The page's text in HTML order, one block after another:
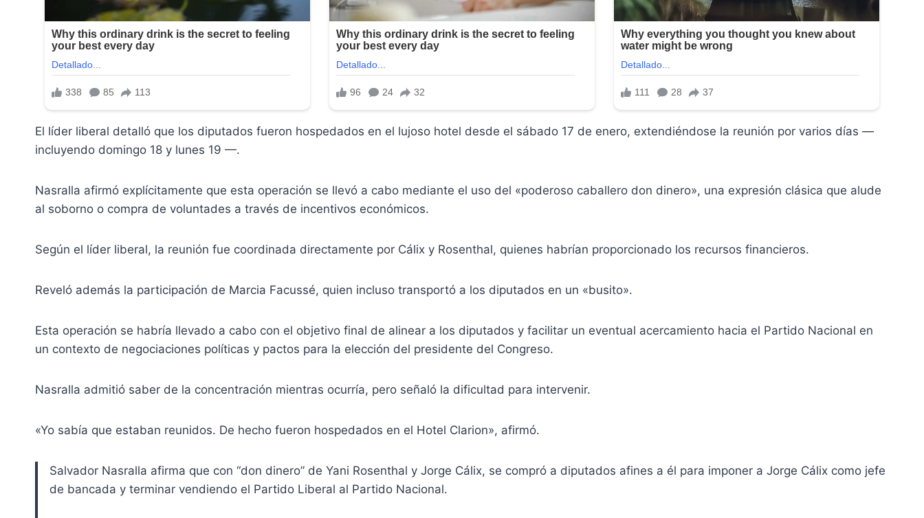
El líder liberal detalló que los diputados fueron hospedados en el lujoso hotel desde el sábado 17 de enero, extendiéndose la reunión por varios días —
incluyendo domingo 18 y lunes 19 —.
Nasralla afirmó explícitamente que esta operación se llevó a cabo mediante el uso del «poderoso caballero don dinero», una expresión clásica que alude
al soborno o compra de voluntades a través de incentivos económicos.
Según el líder liberal, la reunión fue coordinada directamente por Cálix y Rosenthal, quienes habrían proporcionado los recursos financieros.
Reveló además la participación de Marcia Facussé, quien incluso transportó a los diputados en un «busito».
Esta operación se habría llevado a cabo con el objetivo final de alinear a los diputados y facilitar un eventual acercamiento hacia el Partido Nacional en
un contexto de negociaciones políticas y pactos para la elección del presidente del Congreso.
Nasralla admitió saber de la concentración mientras ocurría, pero señaló la dificultad para intervenir.
«Yo sabía que estaban reunidos. De hecho fueron hospedados en el Hotel Clarion», afirmó.
Salvador Nasralla afirma que con “don dinero” de Yani Rosenthal y Jorge Cálix, se compró a diputados afines a él para imponer a Jorge Cálix como jefe
de bancada y terminar vendiendo el Partido Liberal al Partido Nacional.